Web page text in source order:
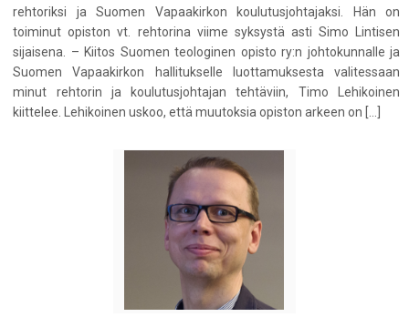
rehtoriksi ja Suomen Vapaakirkon koulutusjohtajaksi. Hän on
toiminut opiston vt. rehtorina viime syksystä asti Simo Lintisen
sijaisena. – Kiitos Suomen teologinen opisto ry:n johtokunnalle ja
Suomen Vapaakirkon hallitukselle luottamuksesta valitessaan
minut rehtorin ja koulutusjohtajan tehtäviin, Timo Lehikoinen
kiittelee. Lehikoinen uskoo, että muutoksia opiston arkeen on […]